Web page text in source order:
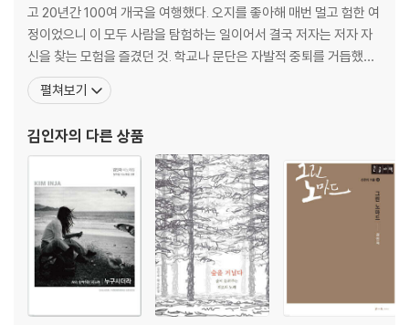
일곱 번 울고 난 후｜책｜인연｜어머니의 화단｜고달사지의 봄｜시편,
읽고 쓰다｜잠을 위한 기도｜울컥, 홍시｜몸이 기억하는 사랑｜갈 수 없
으니까 간다
4부. 별을 보고 싶다면 불을 꺼야지
늦기 전에｜나무｜까마귀｜변화가 필요해｜문만 열어도｜영춘화가 피
었더라｜부부라는 이름｜풍경｜우리들의 꽃밭｜슬픔이 차오르면｜호
저의 거리｜독백｜너라는 진심｜여행 증후군｜무슨 짓을 한 거니?｜2
해설 _ 너에게로 가는 만 리 · 오민석
고 20년간 100여 개국을 여행했다. 오지를 좋아해 매번 멀고 험한 여
정이었으니 이 모두 사람을 탐험하는 일이어서 결국 저자는 저자 자
신을 찾는 모험을 즐겼던 것. 학교나 문단은 자발적 중퇴를 거듭했으
나 가족과 친구는 굳건히 지켰다. 길은 시(詩)나 부(富) 명예보다 중
요한 것이 많다는 걸 가르쳐주었고, 여자라서 더 잘 할 수 있다는 걸
작아 설명 불가한 존재가 나라는 것
펼쳐보기
김인자의 다른 상품